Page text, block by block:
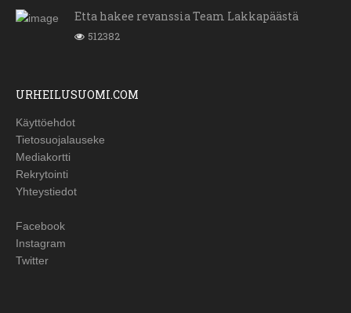
Etta hakee revanssia Team Lakkapäästä
512382
URHEILUSUOMI.COM
Käyttöehdot
Tietosuojalauseke
Mediakortti
Rekrytointi
Yhteystiedot
Facebook
Instagram
Twitter